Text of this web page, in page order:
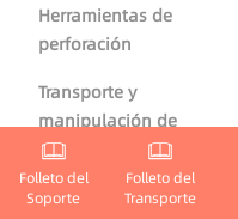
Folleto del
Soporte
Folleto del
Transporte
Herramientas de
perforación
Transporte y
manipulación de
materiales